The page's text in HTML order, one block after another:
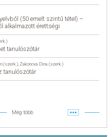
(50 emelt szintű tétel) –
alkalmazott érettségi
tanulószótár
(szerk.) Zakonova Dina (szerk.)
tanulószótár
Még több